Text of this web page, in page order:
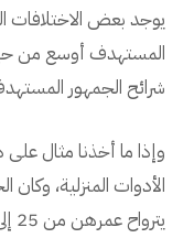
يوجد بعض الاختلافات
المستهدف أوسع من
شرائح الجمهور
وإذا ما أخذنا مثال
الأدوات المنزلية،